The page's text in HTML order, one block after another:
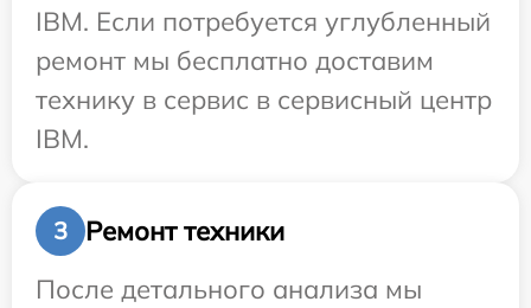
IBM. Если потребуется углубленный
ремонт мы бесплатно доставим
технику в сервис в сервисный центр
IBM.
3
Ремонт техники
После детального анализа мы